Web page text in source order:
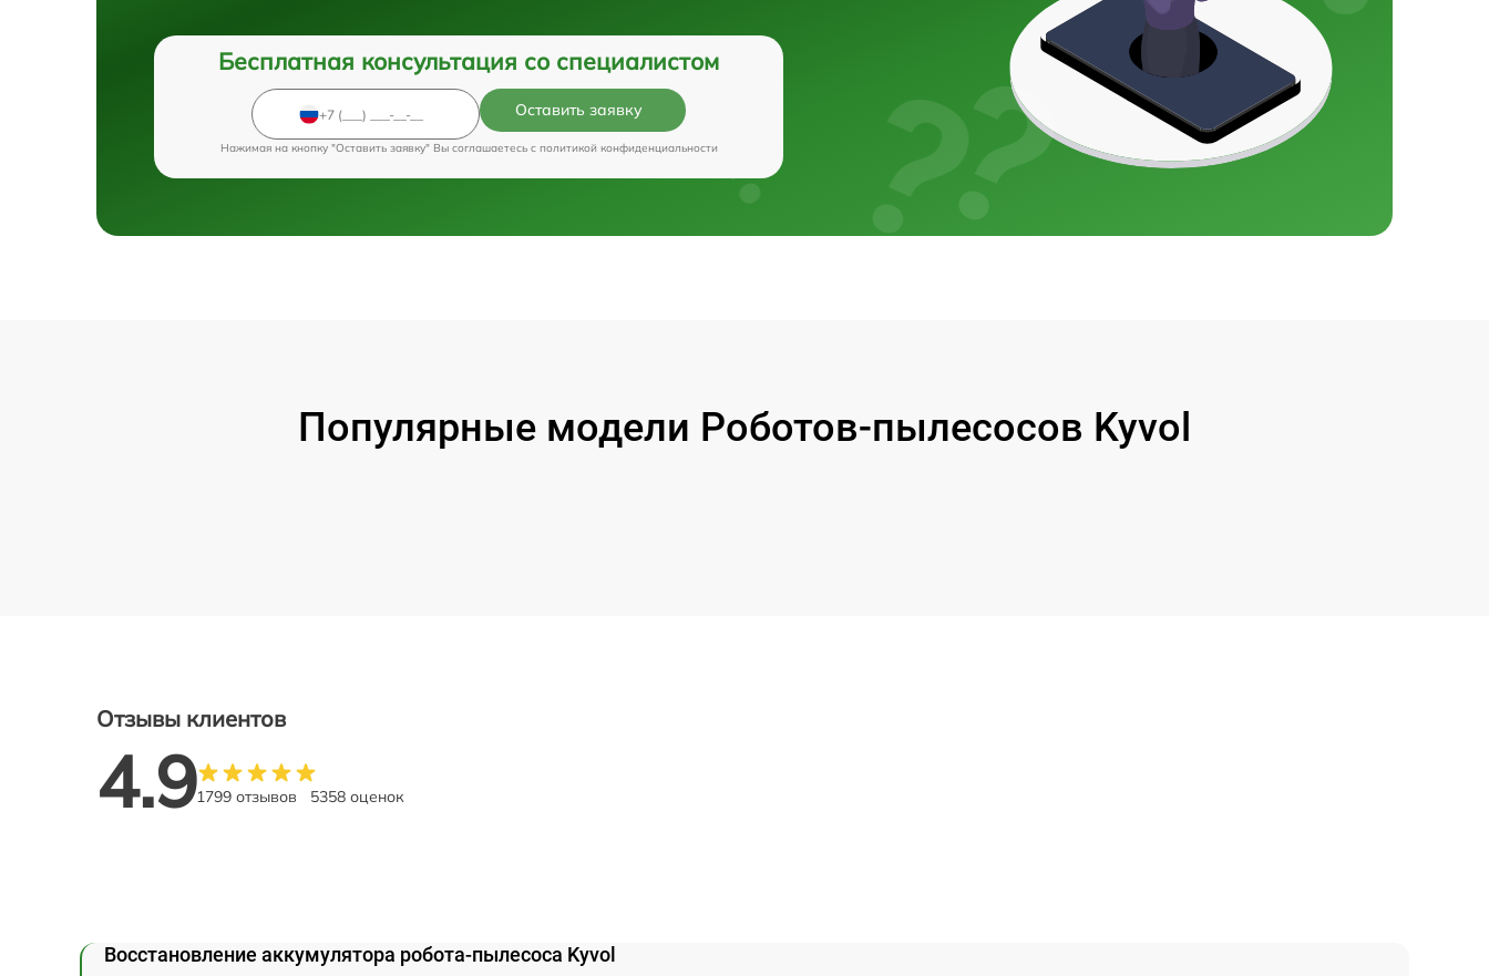
Бесплатная консультация со специалистом
Оставить заявку
Нажимая на кнопку "Оставить заявку" Вы соглашаетесь c политикой конфиденциальности
Популярные модели Роботов-пылесосов Kyvol
Отзывы клиентов
4.91799 отзывов 5358 оценок
Восстановление аккумулятора робота-пылесоса Kyvol